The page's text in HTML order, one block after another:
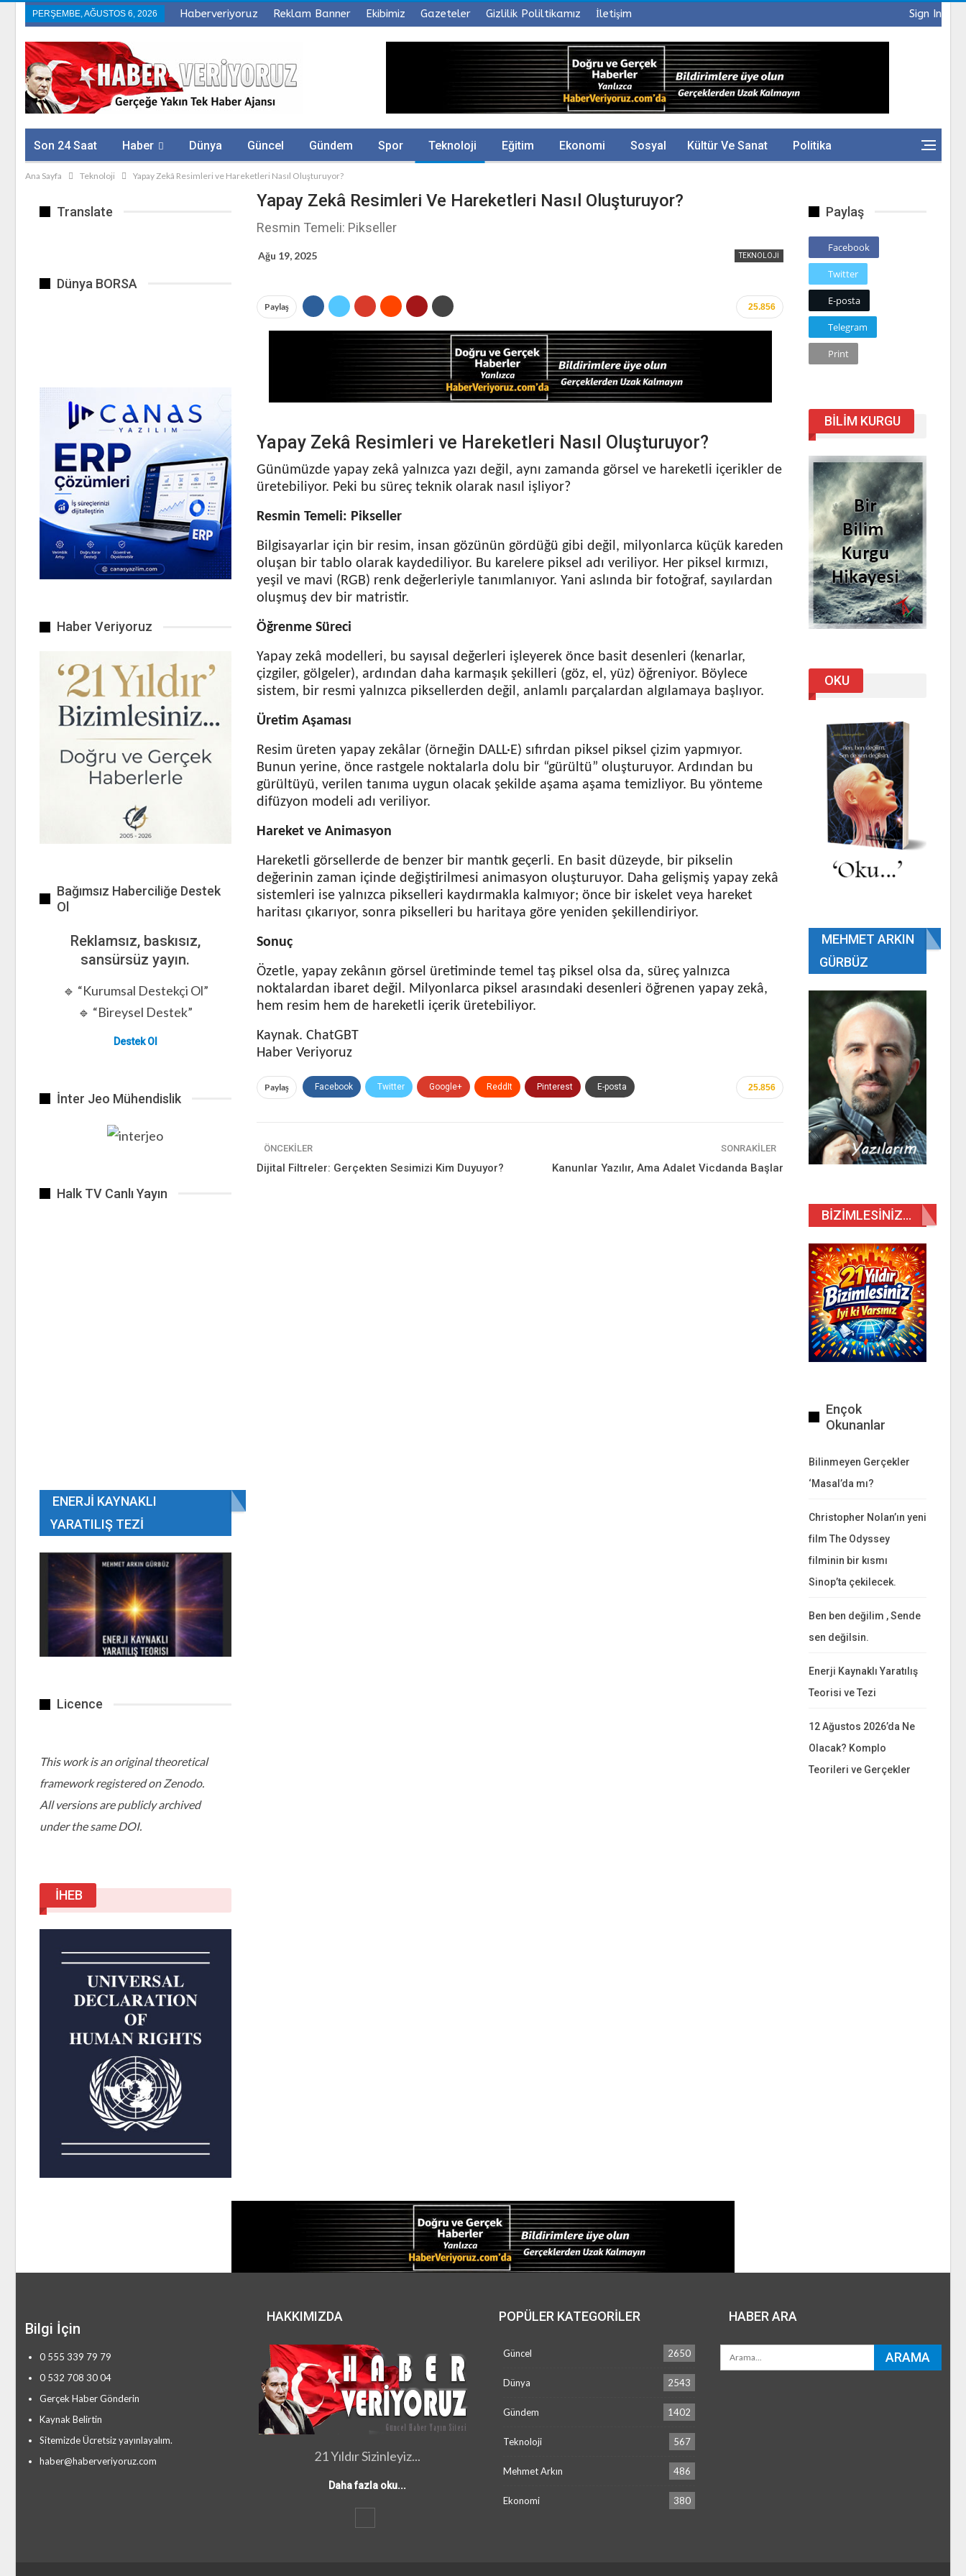
Sign In
PERŞEMBE, AĞUSTOS 6, 2026 Haberveriyoruz Reklam Banner Ekibimiz Gazeteler Gizlilik Poliltikamız İletişim
Son 24 Saat Haber Dünya Güncel Gündem Spor Teknoloji Eğitim Ekonomi Sosyal Kültür Ve Sanat Politika
Sağlık Firmalar
Ana Sayfa Teknoloji Yapay Zekâ Resimleri ve Hareketleri Nasıl Oluşturuyor?
Yapay Zekâ Resimleri Ve Hareketleri Nasıl Oluşturuyor?
Resmin Temeli: Pikseller
TEKNOLOJI
Ağu 19, 2025
25.856
Paylaş
Yapay Zekâ Resimleri ve Hareketleri Nasıl Oluşturuyor?
Günümüzde yapay zekâ yalnızca yazı değil, aynı zamanda görsel ve hareketli içerikler de
üretebiliyor. Peki bu süreç teknik olarak nasıl işliyor?
Resmin Temeli: Pikseller
Bilgisayarlar için bir resim, insan gözünün gördüğü gibi değil, milyonlarca küçük kareden
oluşan bir tablo olarak kaydediliyor. Bu karelere piksel adı veriliyor. Her piksel kırmızı,
yeşil ve mavi (RGB) renk değerleriyle tanımlanıyor. Yani aslında bir fotoğraf, sayılardan
oluşmuş dev bir matristir.
Öğrenme Süreci
Yapay zekâ modelleri, bu sayısal değerleri işleyerek önce basit desenleri (kenarlar,
çizgiler, gölgeler), ardından daha karmaşık şekilleri (göz, el, yüz) öğreniyor. Böylece
sistem, bir resmi yalnızca piksellerden değil, anlamlı parçalardan algılamaya başlıyor.
Üretim Aşaması
Resim üreten yapay zekâlar (örneğin DALL·E) sıfırdan piksel piksel çizim yapmıyor.
Bunun yerine, önce rastgele noktalarla dolu bir “gürültü” oluşturuyor. Ardından bu
gürültüyü, verilen tanıma uygun olacak şekilde aşama aşama temizliyor. Bu yönteme
difüzyon modeli adı veriliyor.
Hareket ve Animasyon
Hareketli görsellerde de benzer bir mantık geçerli. En basit düzeyde, bir pikselin
değerinin zaman içinde değiştirilmesi animasyon oluşturuyor. Daha gelişmiş yapay zekâ
sistemleri ise yalnızca pikselleri kaydırmakla kalmıyor; önce bir iskelet veya hareket
haritası çıkarıyor, sonra pikselleri bu haritaya göre yeniden şekillendiriyor.
Sonuç
Özetle, yapay zekânın görsel üretiminde temel taş piksel olsa da, süreç yalnızca
noktalardan ibaret değil. Milyonlarca piksel arasındaki desenleri öğrenen yapay zekâ,
hem resim hem de hareketli içerik üretebiliyor.
Kaynak. ChatGBT
Haber Veriyoruz
25.856
Paylaş Facebook Twitter Google+ ReddIt Pinterest E-posta
ÖNCEKILER
Dijital Filtreler: Gerçekten Sesimizi Kim Duyuyor?
SONRAKILER
Kanunlar Yazılır, Ama Adalet Vicdanda Başlar
Translate
Dünya BORSA
Haber Veriyoruz
Bağımsız Haberciliğe Destek
Ol
Reklamsız, baskısız,
sansürsüz yayın.
🔹 “Kurumsal Destekçi Ol”
🔹 “Bireysel Destek”
Destek Ol
İnter Jeo Mühendislik
Halk TV Canlı Yayın
ENERJI KAYNAKLI
YARATILIŞ TEZI
Licence
This work is an original theoretical
framework registered on Zenodo.
All versions are publicly archived
under the same DOI.
İHEB
Paylaş
Facebook
Twitter
E-posta
Telegram
Print
BILIM KURGU
OKU
MEHMET ARKIN
GÜRBÜZ
BIZIMLESINIZ…
Ençok
Okunanlar
Bilinmeyen Gerçekler
‘Masal’da mı?
Christopher Nolan’ın yeni
film The Odyssey
filminin bir kısmı
Sinop’ta çekilecek.
Ben ben değilim , Sende
sen değilsin.
Enerji Kaynaklı Yaratılış
Teorisi ve Tezi
12 Ağustos 2026’da Ne
Olacak? Komplo
Teorileri ve Gerçekler
Bilgi İçin
0 555 339 79 79
0 532 708 30 04
Gerçek Haber Gönderin
Kaynak Belirtin
Sitemizde Ücretsiz yayınlayalım.
haber@haberveriyoruz.com
HAKKIMIZDA
21 Yıldır Sizinleyiz...
Daha fazla oku...
POPÜLER KATEGORILER
Güncel 2650
Dünya 2543
Gündem 1402
Teknoloji 567
Mehmet Arkın 486
Ekonomi 380
HABER ARA